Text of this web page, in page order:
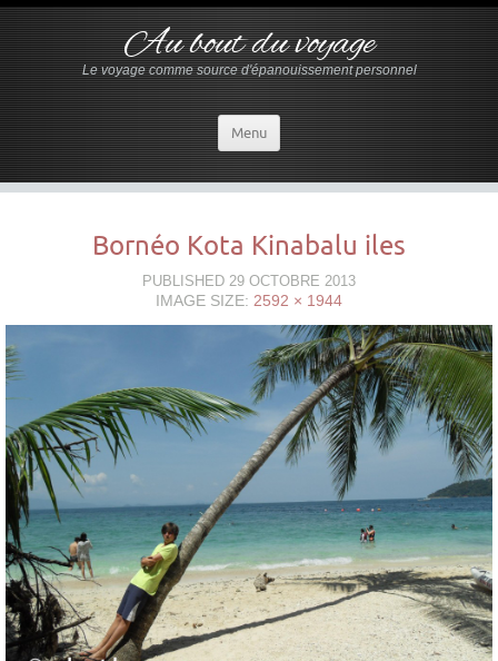
Au bout du voyage
Le voyage comme source d'épanouissement personnel
Menu
Bornéo Kota Kinabalu iles
PUBLISHED 29 OCTOBRE 2013
IMAGE SIZE: 2592 × 1944